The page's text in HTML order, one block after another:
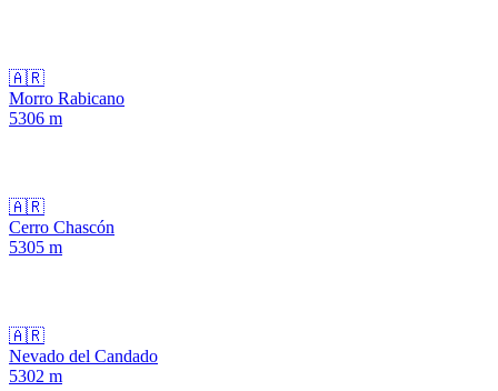
🇦🇷
Morro Rabicano
5306 m
🇦🇷
Cerro Chascón
5305 m
🇦🇷
Nevado del Candado
5302 m